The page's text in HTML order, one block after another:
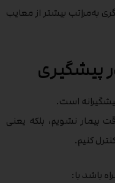
به‌مراتب بیشتر از معایب
پیشگیری
است.
بیمار نشویم، بلکه یعنی
کنیم.
باشد با: